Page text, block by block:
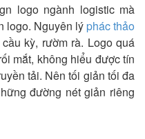
logo ngành logistic mà
logo. Nguyên lý phác thảo
kỳ, rườm rà. Logo quá
mắt, không hiểu được tín
tải. Nên tối giản tối đa
đường nét giản riêng